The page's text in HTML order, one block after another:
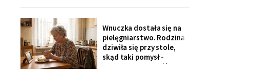
jedenaście podpisów.
Rozpoznałam charakter
pisma córki - ma tu
kawalerkę pod wynajem.
„Mamo, bez przesady
Wnuczka dostała się na
pielęgniarstwo. Rodzina
dziwiła się przy stole,
skąd taki pomysł -
przecież mogła „iść na